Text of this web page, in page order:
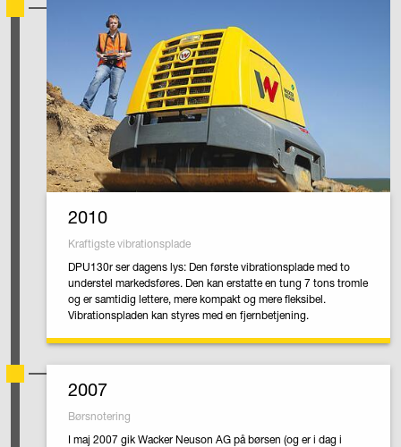
2010
Kraftigste vibrationsplade
DPU130r ser dagens lys: Den første vibrationsplade med to
understel markedsføres. Den kan erstatte en tung 7 tons tromle
og er samtidig lettere, mere kompakt og mere fleksibel.
Vibrationspladen kan styres med en fjernbetjening.
2007
Børsnotering
I maj 2007 gik Wacker Neuson AG på børsen (og er i dag i